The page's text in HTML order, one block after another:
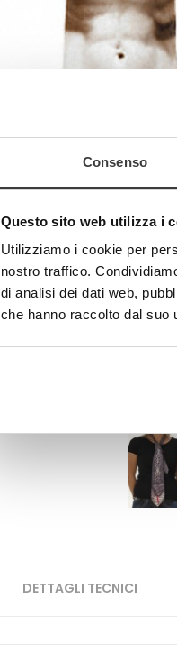
Consenso
Questo sito web utilizza i
Utilizziamo i cookie per
nostro traffico.
di analisi dei dati web,
che hanno raccolto dal suo
DETTAGLI TECNICI